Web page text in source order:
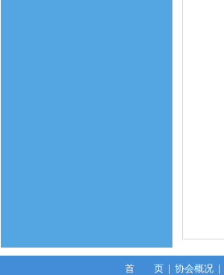
首 页| 协会概况|